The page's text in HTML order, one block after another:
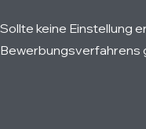
Sollte keine Einstellung
Bewerbungsverfahrens